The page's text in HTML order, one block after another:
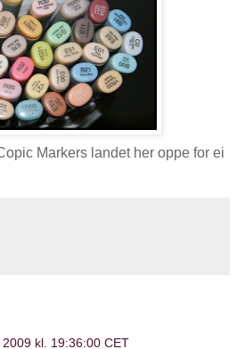
Markers landet her oppe for ei
kl. 19:36:00 CET